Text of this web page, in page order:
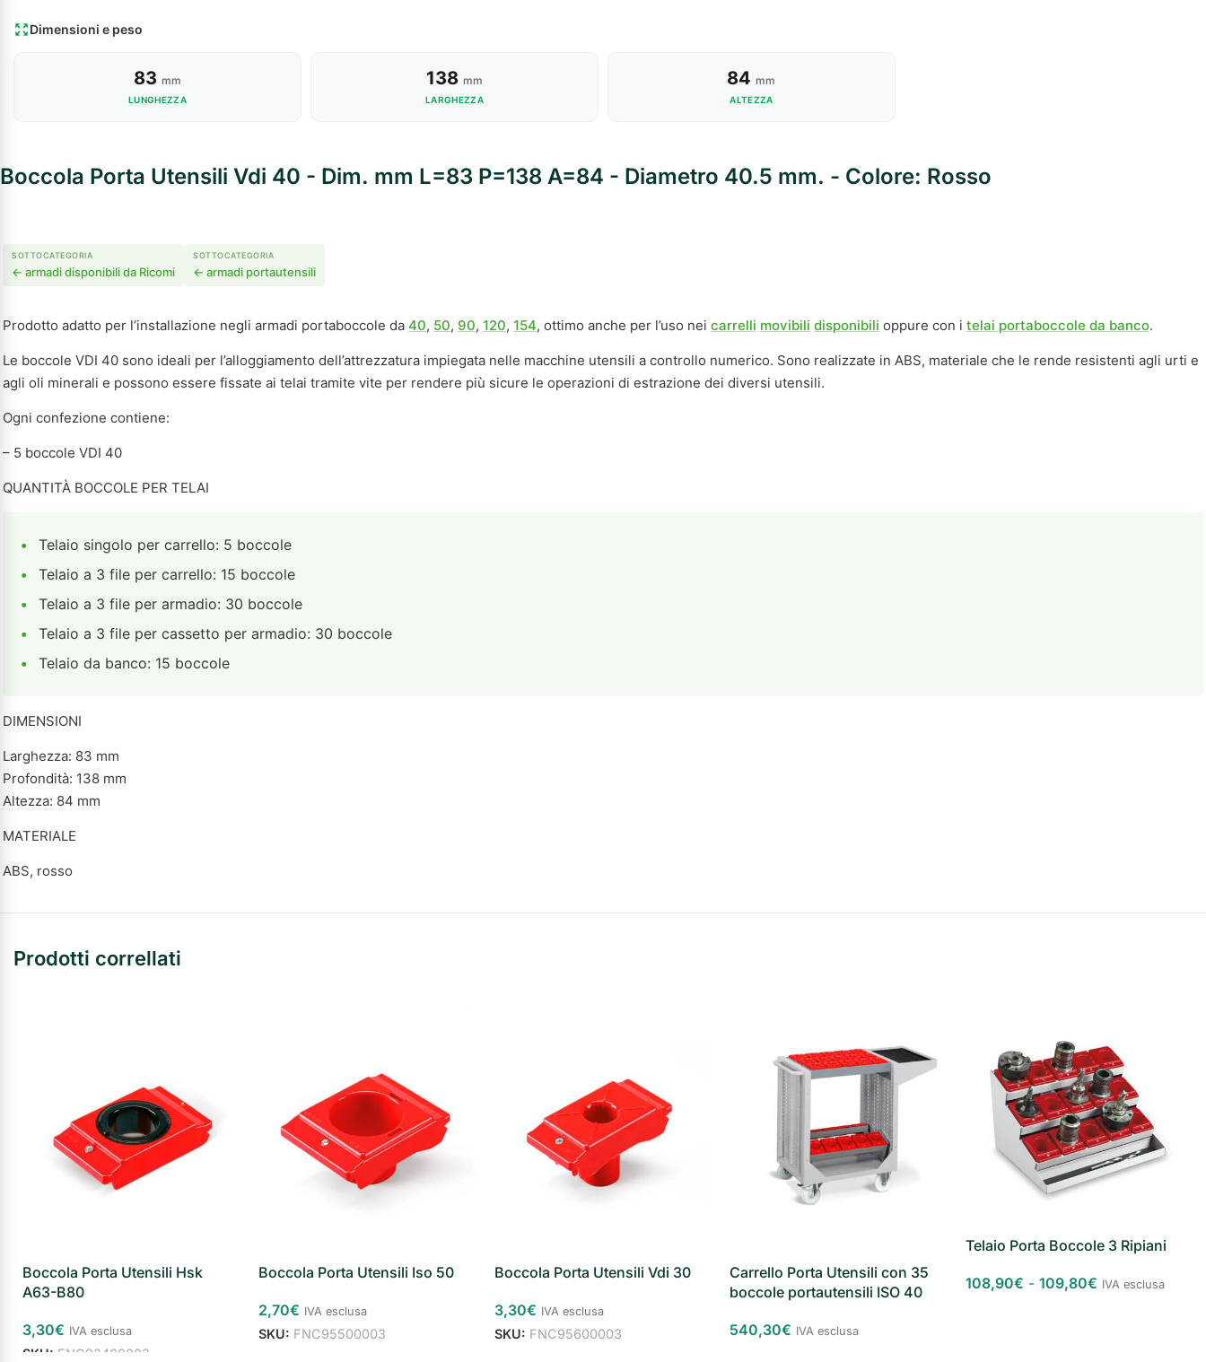
Dimensioni e peso
83 mm
LUNGHEZZA
138 mm
LARGHEZZA
84mm
ALTEZZA
Boccola Porta Utensili Vdi 40 - Dim. mm L=83 P=138 A=84 - Diametro 40.5 mm. - Colore: Rosso
SOTTOCATEGORIA
← armadi disponibili da Ricomi
SOTTOCATEGORIA
← armadi portautensili
Prodotto adatto per l’installazione negli armadi portaboccole da 40, 50, 90, 120, 154, ottimo anche per l’uso nei carrelli movibili disponibili oppure con i telai portaboccole da banco.
Le boccole VDI 40 sono ideali per l’alloggiamento dell’attrezzatura impiegata nelle macchine utensili a controllo numerico. Sono realizzate in ABS, materiale che le rende resistenti agli urti e
agli oli minerali e possono essere fissate ai telai tramite vite per rendere più sicure le operazioni di estrazione dei diversi utensili.
Ogni confezione contiene:
– 5 boccole VDI 40
QUANTITÀ BOCCOLE PER TELAI
•
Telaio singolo per carrello: 5 boccole
•
Telaio a 3 file per carrello: 15 boccole
•
Telaio a 3 file per armadio: 30 boccole
•
Telaio a 3 file per cassetto per armadio: 30 boccole
•
Telaio da banco: 15 boccole
DIMENSIONI
Larghezza: 83 mm
Profondità: 138 mm
Altezza: 84 mm
MATERIALE
ABS, rosso
Prodotti correllati
Boccola Porta Utensili Hsk
A63-B80
3,30€ IVA esclusa
SKU: FNC92400003
Boccola Porta Utensili Iso 50
2,70€ IVA esclusa
SKU: FNC95500003
Boccola Porta Utensili Vdi 30
3,30€ IVA esclusa
SKU: FNC95600003
Carrello Porta Utensili con 35
boccole portautensili ISO 40
540,30€ IVA esclusa
Telaio Porta Boccole 3 Ripiani
108,90€ - 109,80€ IVA esclusa